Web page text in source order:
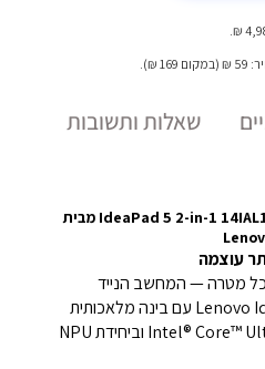
169 ₪).
שאלות ותשובות
מחשב נייד IdeaPad 5 2-in-1 14IAL10 83KR005JIV מבית
עוצמה
לכל מטרה — המחשב הנייד
ההיברידי Lenovo IdeaPad 5i 2-in-1 עם בינה מלאכותית
משולבת מצויד במעבדי Intel® Core™ Ultra וביחידת NPU